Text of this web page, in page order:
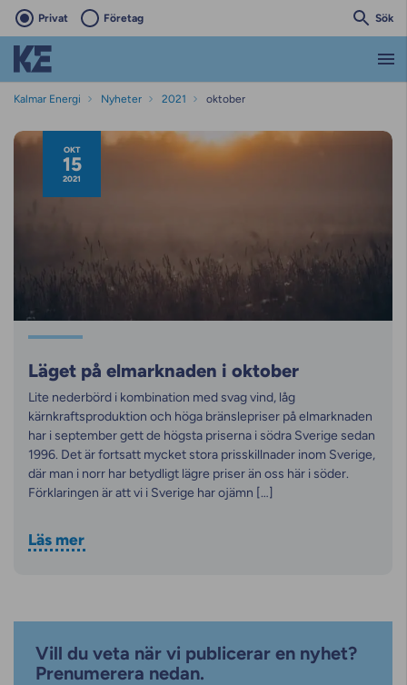
Privat Företag Sök
Kalmar Energi Nyheter 2021 oktober
Nyhetsarkiv
OKT
15
2021
Läget på elmarknaden i oktober
Lite nederbörd i kombination med svag vind, låg
kärnkraftsproduktion och höga bränslepriser på elmarknaden
har i september gett de högsta priserna i södra Sverige sedan
1996. Det är fortsatt mycket stora prisskillnader inom Sverige,
där man i norr har betydligt lägre priser än oss här i söder.
Förklaringen är att vi i Sverige har ojämn […]
Läs mer
Vill du veta när vi publicerar en nyhet?
Prenumerera nedan.